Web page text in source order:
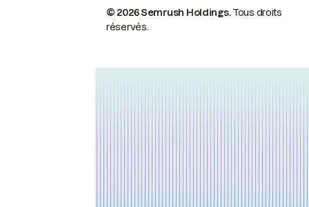
© 2026 Semrush Holdings.Tous droits
réservés.